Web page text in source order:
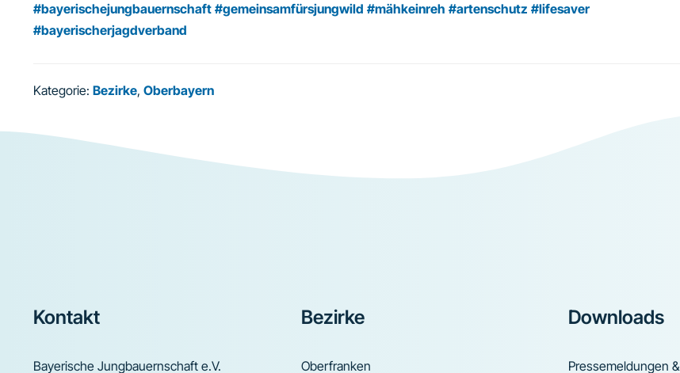
#bayerischejungbauernschaft #gemeinsamfürsjungwild #mähkeinreh #artenschutz #lifesaver
#bayerischerjagdverband
Kategorie: Bezirke, Oberbayern
Footer
Kontakt
Bayerische Jungbauernschaft e.V.
Bezirke
Oberfranken
Downloads
Pressemeldungen &